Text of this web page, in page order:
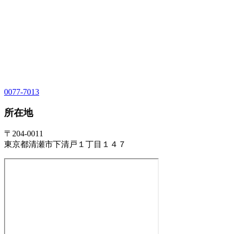
0077-7013
所在地
〒204-0011
東京都清瀬市下清戸１丁目１４７